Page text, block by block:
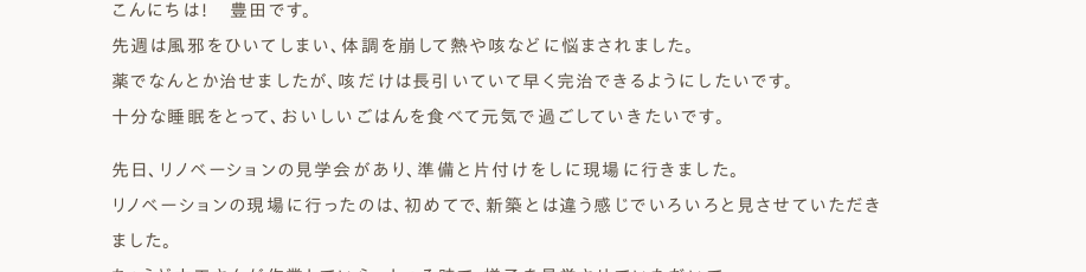
家づくりについて（標準
仕様）
家づくりの流れ/アフター
保証
First plan
ナチュレエコ・ゼロ（高性
能ゼロエネルギー住宅）
ナチュレエコ・プラス（最
上級モデル）
規格（企画）住宅 ナチュレ
エコ・ユニット
軒無し ガレージ付 (ビルトインガレージ)
施主様ブログ 施主様ブログ[アメブロ] スタッフブログ
こんにちは！ 豊田です。
先週は風邪をひいてしまい、体調を崩して熱や咳などに悩まされました。
薬でなんとか治せましたが、咳だけは長引いていて早く完治できるようにしたいです。
十分な睡眠をとって、おいしいごはんを食べて元気で過ごしていきたいです。
先日、リノベーションの見学会があり、準備と片付けをしに現場に行きました。
リノベーションの現場に行ったのは、初めてで、新築とは違う感じでいろいろと見させていただき
ました。